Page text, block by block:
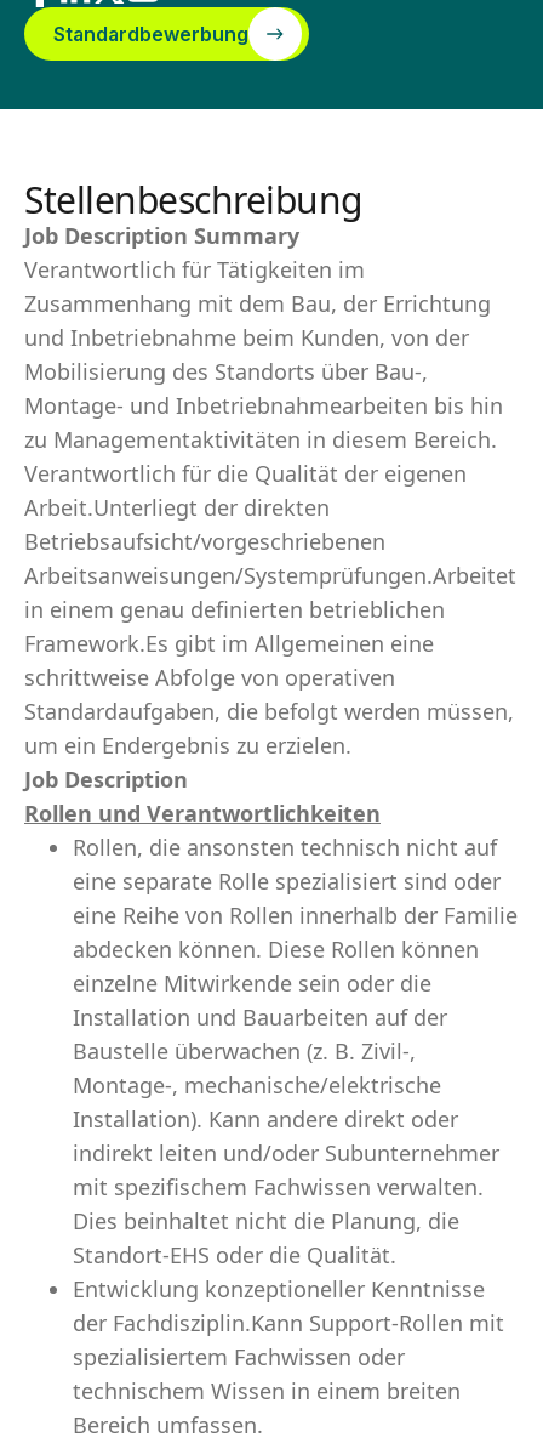
Standardbewerbung
Stellenbeschreibung
Job Description Summary
Verantwortlich für Tätigkeiten im
Zusammenhang mit dem Bau, der Errichtung
und Inbetriebnahme beim Kunden, von der
Mobilisierung des Standorts über Bau-,
Montage- und Inbetriebnahmearbeiten bis hin
zu Managementaktivitäten in diesem Bereich.
Verantwortlich für die Qualität der eigenen
Arbeit.Unterliegt der direkten
Betriebsaufsicht/vorgeschriebenen
Arbeitsanweisungen/Systemprüfungen.Arbeitet
in einem genau definierten betrieblichen
Framework.Es gibt im Allgemeinen eine
schrittweise Abfolge von operativen
Standardaufgaben, die befolgt werden müssen,
um ein Endergebnis zu erzielen.
Job Description
Rollen und Verantwortlichkeiten
Rollen, die ansonsten technisch nicht auf
eine separate Rolle spezialisiert sind oder
eine Reihe von Rollen innerhalb der Familie
abdecken können. Diese Rollen können
einzelne Mitwirkende sein oder die
Installation und Bauarbeiten auf der
Baustelle überwachen (z. B. Zivil-,
Montage-, mechanische/elektrische
Installation). Kann andere direkt oder
indirekt leiten und/oder Subunternehmer
mit spezifischem Fachwissen verwalten.
Dies beinhaltet nicht die Planung, die
Standort-EHS oder die Qualität.
Entwicklung konzeptioneller Kenntnisse
der Fachdisziplin.Kann Support-Rollen mit
spezialisiertem Fachwissen oder
technischem Wissen in einem breiten
Bereich umfassen.